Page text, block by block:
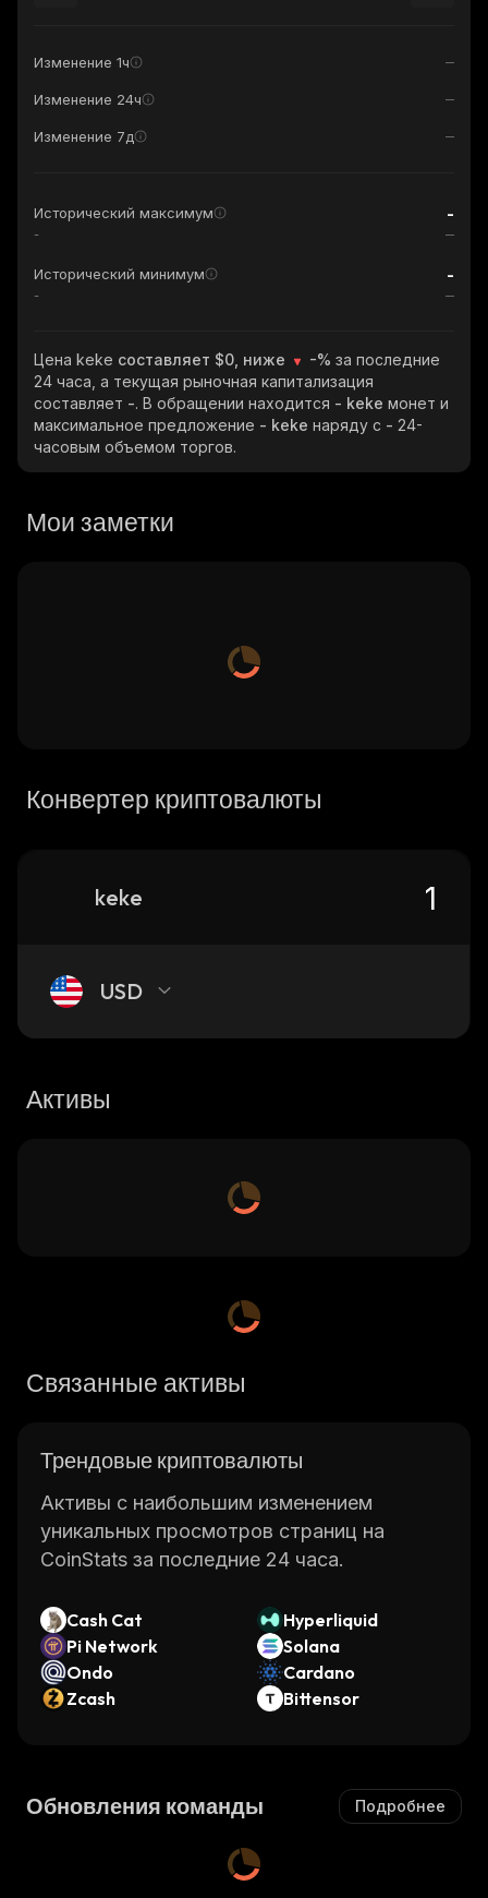
Изменение 1ч
Изменение 24ч
Изменение 7д
Исторический максимум -
-
Исторический минимум -
-
Цена keke составляет $0, ниже -% за последние
24 часа, а текущая рыночная капитализация
составляет -. В обращении находится - keke монет и
максимальное предложение - keke наряду с - 24-
часовым объемом торгов.
Мои заметки
Конвертер криптовалюты
keke
USD
Активы
Связанные активы
Трендовые криптовалюты
Активы с наибольшим изменением
уникальных просмотров страниц на
CoinStats за последние 24 часа.
Cash Cat
Hyperliquid
Pi Network
Solana
Ondo
Cardano
Zcash
Bittensor
Обновления команды Подробнее